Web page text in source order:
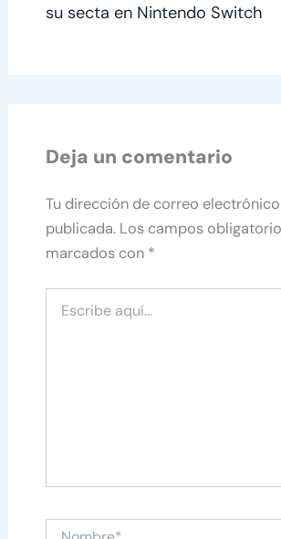
su secta en Nintendo Switch
Deja un comentario
Tu dirección de correo
publicada. Los campos
marcados con *
aquí...
Nombre*